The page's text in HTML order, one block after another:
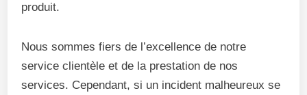
produit.
Nous sommes fiers de l’excellence de notre
service clientèle et de la prestation de nos
services. Cependant, si un incident malheureux se